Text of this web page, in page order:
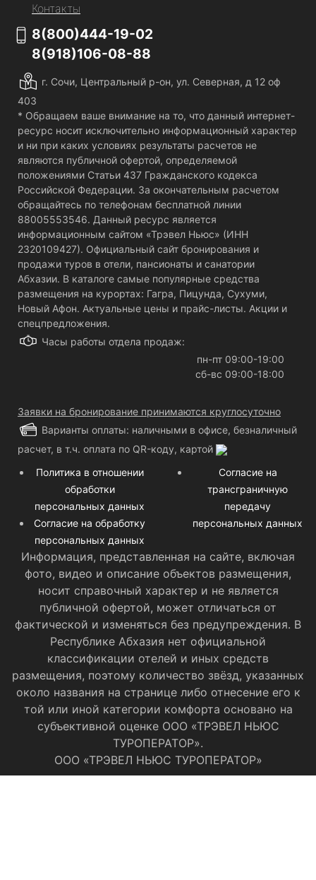
Контакты
8(800)444-19-02
8(918)106-08-88
г. Сочи, Центральный р-он, ул. Северная, д 12 оф
403
* Обращаем ваше внимание на то, что данный интернет-
ресурс носит исключительно информационный характер
и ни при каких условиях результаты расчетов не
являются публичной офертой, определяемой
положениями Статьи 437 Гражданского кодекса
Российской Федерации. За окончательным расчетом
обращайтесь по телефонам бесплатной линии
88005553546. Данный ресурс является
информационным сайтом «Трэвел Ньюс» (ИНН
2320109427). Официальный сайт бронирования и
продажи туров в отели, пансионаты и санатории
Абхазии. В каталоге самые популярные средства
размещения на курортах: Гагра, Пицунда, Сухуми,
Новый Афон. Актуальные цены и прайс-листы. Акции и
спецпредложения.
Часы работы отдела продаж:
пн-пт 09:00-19:00
сб-вс 09:00-18:00
Заявки на бронирование принимаются круглосуточно
Варианты оплаты: наличными в офисе, безналичный
расчет, в т.ч. оплата по QR-коду, картой
Политика в отношении
обработки
персональных данных
Согласие на обработку
персональных данных
Согласие на
трансграничную
передачу
персональных данных
Информация, представленная на сайте, включая
фото, видео и описание объектов размещения,
носит справочный характер и не является
публичной офертой, может отличаться от
фактической и изменяться без предупреждения. В
Республике Абхазия нет официальной
классификации отелей и иных средств
размещения, поэтому количество звёзд, указанных
около названия на странице либо отнесение его к
той или иной категории комфорта основано на
субъективной оценке ООО «ТРЭВЕЛ НЬЮС
ТУРОПЕРАТОР».
ООО «ТРЭВЕЛ НЬЮС ТУРОПЕРАТОР»